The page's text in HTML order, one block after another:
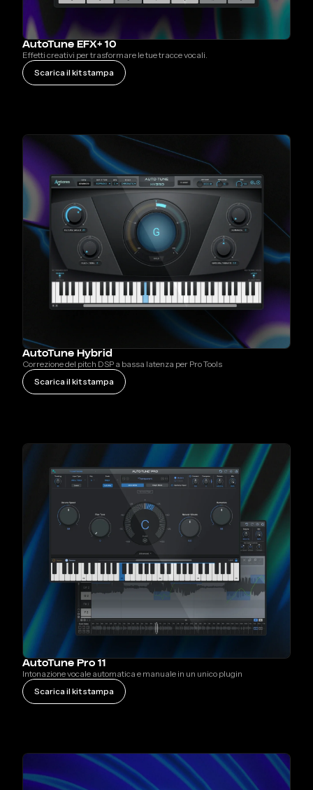
AutoTune EFX+ 10
Effetti creativi per trasformare le tue tracce vocali.
Scarica il kit stampa
AutoTune Hybrid
Correzione del pitch DSP a bassa latenza per Pro Tools
Scarica il kit stampa
AutoTune Pro 11
Intonazione vocale automatica e manuale in un unico plugin
Scarica il kit stampa